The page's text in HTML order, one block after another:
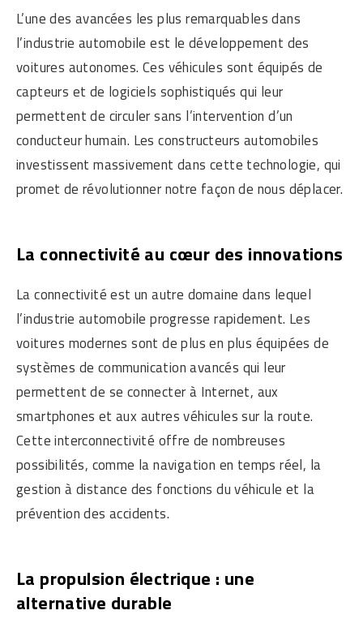
L’une des avancées les plus remarquables dans
l’industrie automobile est le développement des
voitures autonomes. Ces véhicules sont équipés de
capteurs et de logiciels sophistiqués qui leur
permettent de circuler sans l’intervention d’un
conducteur humain. Les constructeurs automobiles
investissent massivement dans cette technologie, qui
promet de révolutionner notre façon de nous déplacer.
La connectivité au cœur des innovations
La connectivité est un autre domaine dans lequel
l’industrie automobile progresse rapidement. Les
voitures modernes sont de plus en plus équipées de
systèmes de communication avancés qui leur
permettent de se connecter à Internet, aux
smartphones et aux autres véhicules sur la route.
Cette interconnectivité offre de nombreuses
possibilités, comme la navigation en temps réel, la
gestion à distance des fonctions du véhicule et la
prévention des accidents.
La propulsion électrique : une
alternative durable